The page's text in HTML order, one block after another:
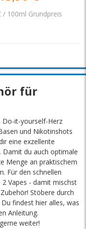
/ 100ml Grundpreis
für
Do-it-yourself-Herz
und Nikotinshots
eine exzellente
Damit du auch optimale
Menge an praktischem
Für den schnellen
Vapes - damit mischst
Stöbere durch
findest hier alles, was
Anleitung.
weiter!